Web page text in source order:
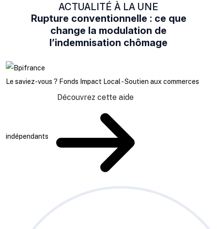
ACTUALITÉ À LA UNE
Rupture conventionnelle : ce que
change la modulation de
l’indemnisation chômage
Le saviez-vous ? Fonds Impact Local - Soutien aux commerces
indépendants
Découvrez cette aide